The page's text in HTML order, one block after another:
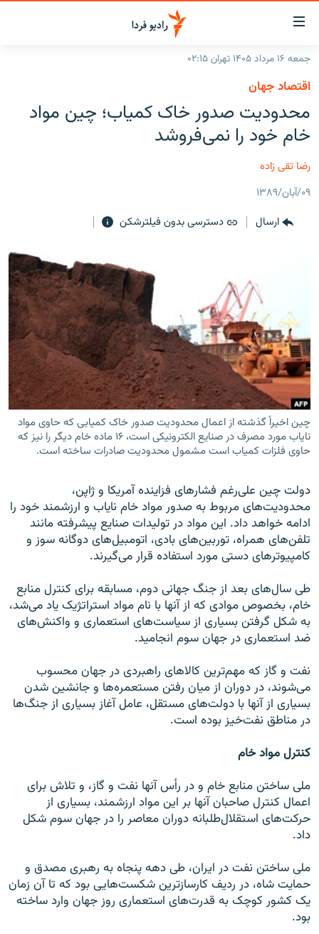
لینک‌های
قابلیت
دسترسی
بازگشت
منوی
اصلی
رفتن
به
صفحه
جهان
رادیو
فرکانس‌ها
پادکست
چندرسانه‌ای
گزارش‌های تصویری
زنان فردا
به ما بپیوندید
زبان‌های دیگر
جمعه ۱۶ مرداد ۱۴۰۵ تهران ۰۲:۱۵
اقتصاد جهان
محدودیت صدور خاک کمیاب؛ چین مواد
خام خود را نمی‌فروشد
رضا تقی زاده
۰۹/آبان/۱۳۸۹
ارسال
دسترسی بدون فیلترشکن
چین اخیراً گذشته از اعمال محدودیت صدور خاک کمیابی که حاوی مواد
نایاب مورد مصرف در صنایع الکترونیکی است، ۱۶ ماده خام دیگر را نیز که
حاوی فلزات کمیاب است مشمول محدودیت صادرات ساخته است.
دولت چین علی‌رغم فشارهای فزاینده آمریکا و ژاپن،
محدودیت‌های مربوط به صدور مواد خام نایاب و ارزشمند خود را
ادامه خواهد داد. این مواد در تولیدات صنایع پیشرفته مانند
تلفن‌های همراه، توربین‌های بادی، اتومبیل‌های دوگانه سوز و
کامپیوترهای دستی مورد استفاده قرار می‌گیرند.
طی سال‌های بعد از جنگ جهانی دوم، مسابقه برای کنترل منابع
خام، بخصوص موادی که از آنها با نام مواد استراتژیک یاد می‌شد،
به شکل گرفتن بسیاری از سیاست‌های استعماری و واکنش‌های
ضد استعماری در جهان سوم انجامید.
نفت و گاز که مهم‌ترین کالاهای راهبردی در جهان محسوب
می‌شوند، در دوران از میان رفتن مستعمره‌ها و جانشین شدن
بسیاری از آنها با دولت‌های مستقل، عامل آغاز بسیاری از جنگ‌ها
در مناطق نفت‌خیز بوده است.
کنترل مواد خام
ملی ساختن منابع خام و در رأس آنها نفت و گاز، و تلاش برای
اعمال کنترل صاحبان آنها بر این مواد ارزشمند، بسیاری از
حرکت‌های استقلال‌طلبانه دوران معاصر را در جهان سوم شکل
داد.
ملی ساختن نفت در ایران، طی دهه پنجاه به رهبری مصدق و
حمایت شاه، در ردیف کارسازترین شکست‌هایی بود که تا آن زمان
یک کشور کوچک به قدرت‌های استعماری روز جهان وارد ساخته
بود.